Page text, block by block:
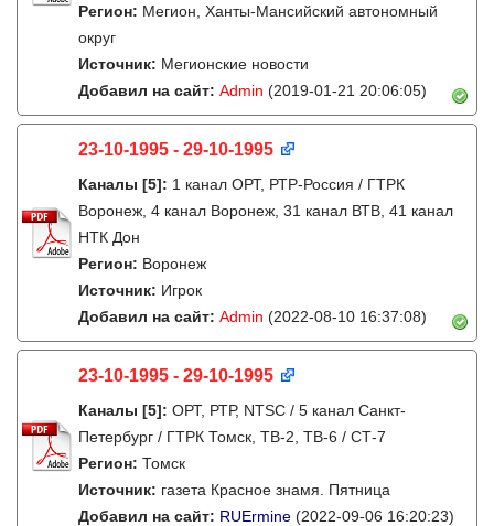
Регион: Мегион, Ханты-Мансийский автономный
округ
Источник: Мегионские новости
Добавил на сайт: Admin (2019-01-21 20:06:05)
23-10-1995 - 29-10-1995
Каналы [5]: 1 канал ОРТ, РТР-Россия / ГТРК
Воронеж, 4 канал Воронеж, 31 канал ВТВ, 41 канал
НТК Дон
Регион: Воронеж
Источник: Игрок
Добавил на сайт: Admin (2022-08-10 16:37:08)
23-10-1995 - 29-10-1995
Каналы [5]: ОРТ, РТР, NTSC / 5 канал Санкт-
Петербург / ГТРК Томск, ТВ-2, ТВ-6 / СТ-7
Регион: Томск
Источник: газета Красное знамя. Пятница
Добавил на сайт: RUErmine (2022-09-06 16:20:23)